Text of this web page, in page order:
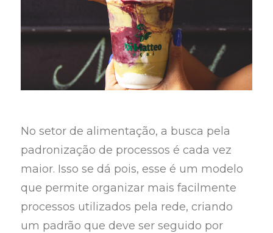
No setor de alimentação, a busca pela
padronização de processos é cada vez
maior. Isso se dá pois, esse é um modelo
que permite organizar mais facilmente
processos utilizados pela rede, criando
um padrão que deve ser seguido por